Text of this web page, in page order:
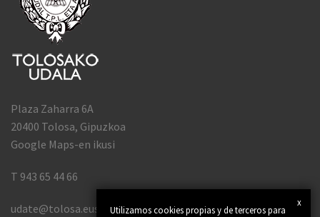
x
Utilizamos cookies propias y de terceros para
Plaza Zaharra 6A
20400 Tolosa, Gipuzkoa
Google Maps-en ikusi
T 943 65 44 66
udate@tolosa.eus